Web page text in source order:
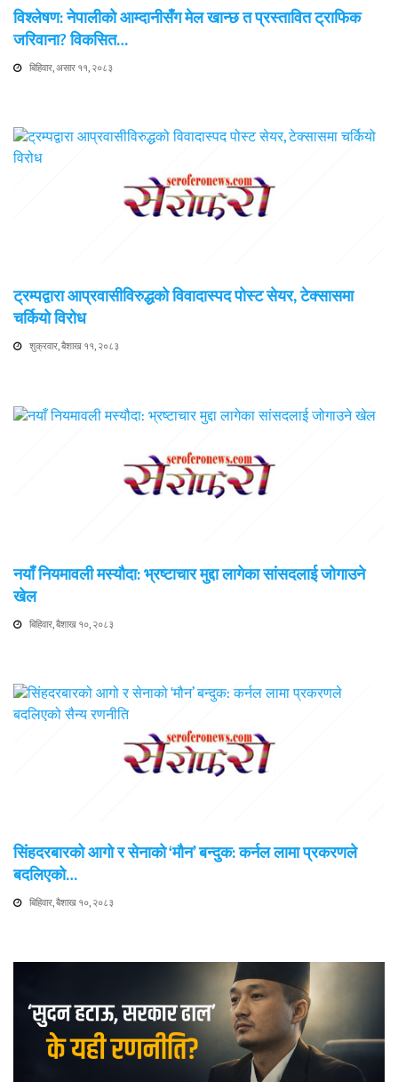
विश्लेषण: नेपालीको आम्दानीसँग मेल खान्छ त प्रस्तावित ट्राफिक
जरिवाना? विकसित…
बिहिवार, असार ११, २०८३
ट्रम्पद्वारा आप्रवासीविरुद्धको विवादास्पद पोस्ट सेयर, टेक्सासमा
चर्कियो विरोध
शुक्रवार, बैशाख ११, २०८३
नयाँ नियमावली मस्यौदा: भ्रष्टाचार मुद्दा लागेका सांसदलाई जोगाउने
खेल
बिहिवार, बैशाख १०, २०८३
सिंहदरबारको आगो र सेनाको ‘मौन’ बन्दुक: कर्नल लामा प्रकरणले
बदलिएको…
बिहिवार, बैशाख १०, २०८३